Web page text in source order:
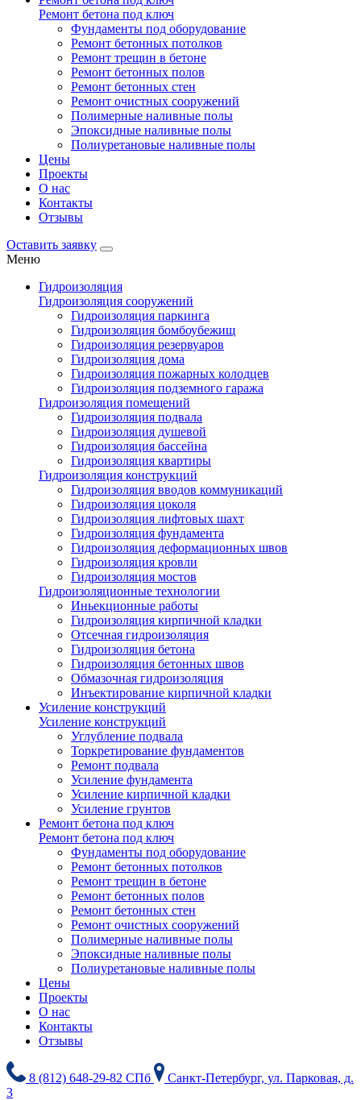
Ремонт бетона под ключ
Фундаменты под оборудование
Ремонт бетонных потолков
Ремонт трещин в бетоне
Ремонт бетонных полов
Ремонт бетонных стен
Ремонт очистных сооружений
Полимерные наливные полы
Эпоксидные наливные полы
Полиуретановые наливные полы
Цены
Проекты
О нас
Контакты
Отзывы
Оставить заявку
Меню
Гидроизоляция
Гидроизоляция сооружений
Гидроизоляция паркинга
Гидроизоляция бомбоубежищ
Гидроизоляция резервуаров
Гидроизоляция дома
Гидроизоляция пожарных колодцев
Гидроизоляция подземного гаража
Гидроизоляция помещений
Гидроизоляция подвала
Гидроизоляция душевой
Гидроизоляция бассейна
Гидроизоляция квартиры
Гидроизоляция конструкций
Гидроизоляция вводов коммуникаций
Гидроизоляция цоколя
Гидроизоляция лифтовых шахт
Гидроизоляция фундамента
Гидроизоляция деформационных швов
Гидроизоляция кровли
Гидроизоляция мостов
Гидроизоляционные технологии
Иньекционные работы
Гидроизоляция кирпичной кладки
Отсечная гидроизоляция
Гидроизоляция бетона
Гидроизоляция бетонных швов
Обмазочная гидроизоляция
Инъектирование кирпичной кладки
Усиление конструкций
Усиление конструкций
Углубление подвала
Торкретирование фундаментов
Ремонт подвала
Усиление фундамента
Усиление кирпичной кладки
Усиление грунтов
Ремонт бетона под ключ
Ремонт бетона под ключ
Фундаменты под оборудование
Ремонт бетонных потолков
Ремонт трещин в бетоне
Ремонт бетонных полов
Ремонт бетонных стен
Ремонт очистных сооружений
Полимерные наливные полы
Эпоксидные наливные полы
Полиуретановые наливные полы
Цены
Проекты
О нас
Контакты
Отзывы
8 (812) 648-29-82 СПб
Санкт-Петербург, ул. Парковая, д.
3